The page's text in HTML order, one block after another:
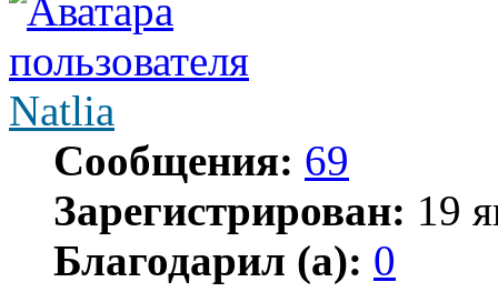
Natlia
Сообщения: 69
Зарегистрирован: 19
Благодарил (а): 0